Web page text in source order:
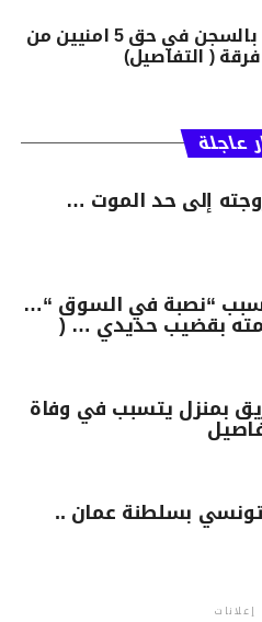
ابطاقة ايداع بالسجن في حق 5 امنيين من
( التفاصيل)
عاجلة
إلى حد الموت …
“نصبة في السوق “…
بقضيب حديدي … (
بمنزل يتسبب في وفاة
بسلطنة عمان ..
إعلانات